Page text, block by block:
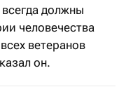
должны
человечества
ветеранов
он.